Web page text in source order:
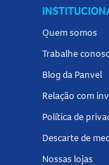
Quem somos
Trabalhe
Blog da Panvel
Relação com
Política de
Descarte de
Nossas lojas